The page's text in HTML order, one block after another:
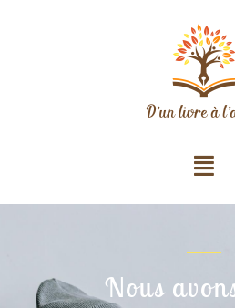
Nous